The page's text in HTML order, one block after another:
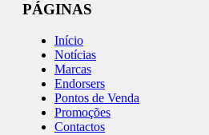
PÁGINAS
Início
Notícias
Marcas
Endorsers
Pontos de Venda
Promoções
Contactos